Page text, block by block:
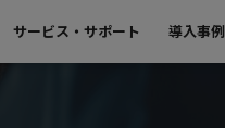
サービス・サポート 導入事例